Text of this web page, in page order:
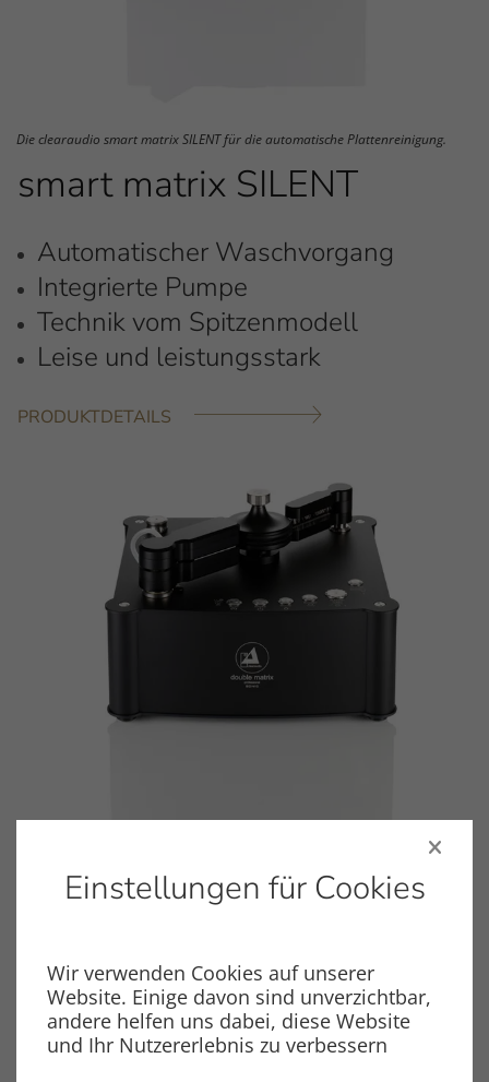
Die clearaudio smart matrix SILENT für die automatische Plattenreinigung.
smart matrix SILENT
Automatischer Waschvorgang
Integrierte Pumpe
Technik vom Spitzenmodell
Leise und leistungsstark
PRODUKTDETAILS
Das Spitzenmodell: clearaudio double matrix professional SONIC.
SONIC
Automatisch oder manuell
Einstellungen für Cookies
Wir verwenden Cookies auf unserer
Website. Einige davon sind unverzichtbar,
andere helfen uns dabei, diese Website
und Ihr Nutzererlebnis zu verbessern